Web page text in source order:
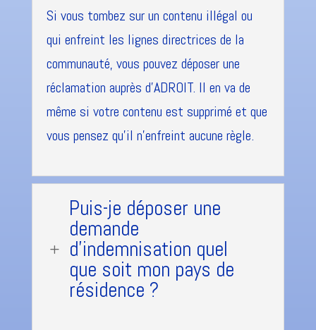
Si vous tombez sur un contenu illégal ou
qui enfreint les lignes directrices de la
communauté, vous pouvez déposer une
réclamation auprès d'ADROIT. Il en va de
même si votre contenu est supprimé et que
vous pensez qu'il n'enfreint aucune règle.
L
Puis-je déposer une
demande
d'indemnisation quel
que soit mon pays de
résidence ?